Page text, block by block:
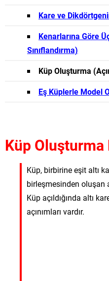
Kare ve
Kenarlarına Göre
Sınıflandırma)
Küp Oluşturma
Eş Küplerle Model
Küp Oluşturma
Küp, birbirine eşit altı
birleşmesinden oluşan
Küp açıldığında altı
açınımları vardır.